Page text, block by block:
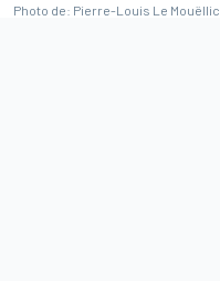
Photo de: Pierre-Louis Le Mouëllic